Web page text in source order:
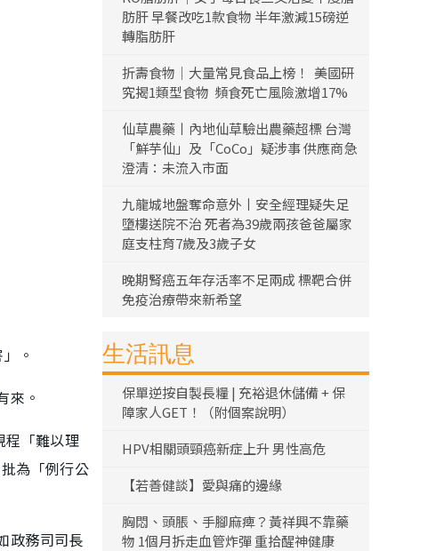
。
來。
程「難以理
為「例行公
政務司司長
肪肝 早餐改吃1款食物 半年激減15磅逆
轉脂肪肝
折壽食物｜大量常見食品上榜！ 美國研
究揭1類型食物 頻食死亡風險激增17%
仙草農藥丨內地仙草驗出農藥超標 台灣
「鮮芋仙」及「CoCo」疑涉事 供應商急
澄清：未流入市面
九龍城地盤奪命意外丨安全經理疑失足
墮樓送院不治 死者為39歲兩孩爸爸屬家
庭支柱育7歲及3歲子女
晚期腎癌五年存活率不足兩成 標靶合併
免疫治療帶來新希望
生活訊息
保單逆按自製長糧 | 充裕退休儲備 + 保
障家人GET！（附個案說明）
HPV相關頭頸癌新症上升 男性高危
【若善健談】愛與痛的邊緣
胸悶、頭脹、手腳麻痺？黃祥興不靠藥
物 1個月拆走血管炸彈 重拾醒神健康